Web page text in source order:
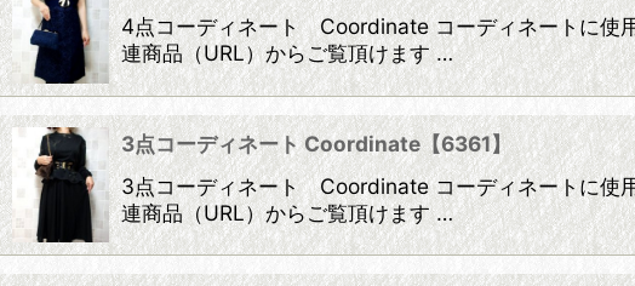
4点コーディネート Coordinate コーディネートに使
連商品（URL）からご覧頂けます …
3点コーディネート Coordinate【6361】
3点コーディネート Coordinate コーディネートに使
連商品（URL）からご覧頂けます …